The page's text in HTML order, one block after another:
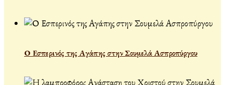
Ο Εσπερινός της Αγάπης στην Σουμελά Ασπροπύργου